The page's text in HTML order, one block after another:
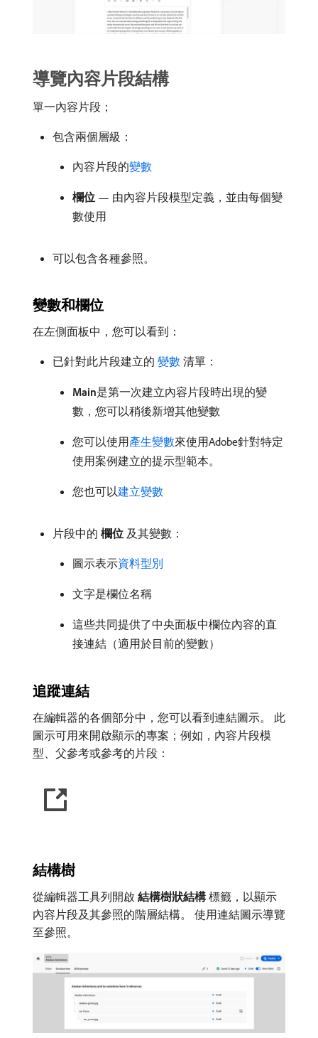
導覽內容片段結構
單一內容片段；
包含兩個層級：
內容片段的​變數
欄位 — 由內容片段模型定義，並由每個變
數使用
可以包含各種參照。
變數和欄位
在左側面板中，您可以看到：
已針對此片段建立的​ 變數 ​清單：
Main​是第一次建立內容片段時出現的變
數，您可以稍後新增其他變數
您可以使用產生變數來使用Adobe針對特定
使用案例建立的提示型範本。
您也可以建立變數
片段中的​ 欄位 ​及其變數：
圖示表示資料型別
文字是欄位名稱
這些共同提供了中央面板中欄位內容的直
接連結（適用於目前的變數）
追蹤連結
在編輯器的各個部分中，您可以看到連結圖示。 此
圖示可用來開啟顯示的專案；例如，內容片段模
型、父參考或參考的片段：
結構樹
從編輯器工具列開啟​ 結構樹狀結構 ​標籤，以顯示
內容片段及其參照的階層結構。 使用連結圖示導覽
至參照。